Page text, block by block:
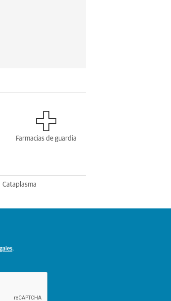
Farmacias de guardia
Cataplasma
.